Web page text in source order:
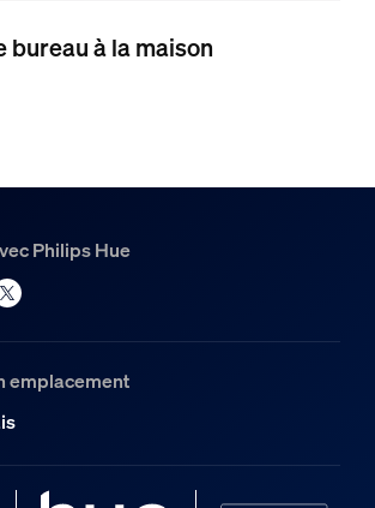
bureau à la maison
Philips Hue
emplacement